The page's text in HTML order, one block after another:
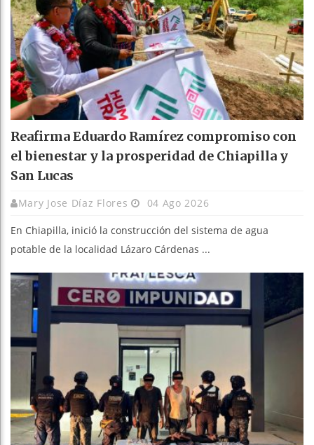
Reafirma Eduardo Ramírez compromiso con
el bienestar y la prosperidad de Chiapilla y
San Lucas
Mary Jose Díaz Flores 04 Ago 2026
En Chiapilla, inició la construcción del sistema de agua
potable de la localidad Lázaro Cárdenas ...